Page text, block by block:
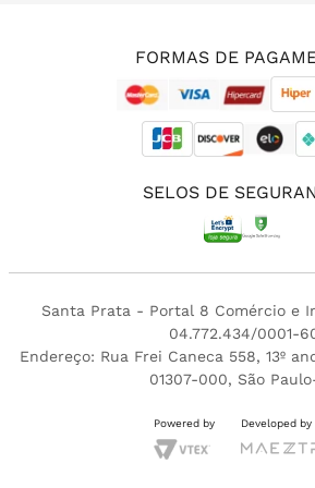
FORMAS DE
SELOS DE
Santa Prata - Portal 8 Comércio e
04.772.434/0001-
Endereço: Rua Frei Caneca 558, 13º
01307-000, São
Powered by Developed by